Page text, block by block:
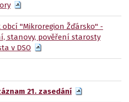
obcí "Mikroregion Žďársko" -
stanovy, pověření starosty
v DSO
21. zasedání